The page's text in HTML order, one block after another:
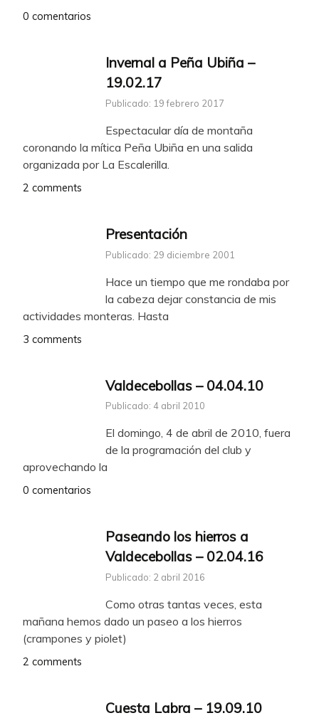
0 comentarios
Invernal a Peña Ubiña –
19.02.17
Publicado: 19 febrero 2017
Espectacular día de montaña
coronando la mítica Peña Ubiña en una salida
organizada por La Escalerilla.
2 comments
Presentación
Publicado: 29 diciembre 2001
Hace un tiempo que me rondaba por
la cabeza dejar constancia de mis
actividades monteras. Hasta
3 comments
Valdecebollas – 04.04.10
Publicado: 4 abril 2010
El domingo, 4 de abril de 2010, fuera
de la programación del club y
aprovechando la
0 comentarios
Paseando los hierros a
Valdecebollas – 02.04.16
Publicado: 2 abril 2016
Como otras tantas veces, esta
mañana hemos dado un paseo a los hierros
(crampones y piolet)
2 comments
Cuesta Labra – 19.09.10